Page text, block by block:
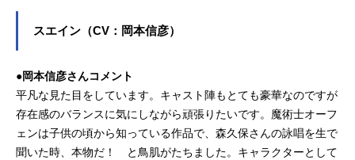
スエイン（CV：岡本信彦）
●岡本信彦さんコメント
平凡な見た目をしています。キャスト陣もとても豪華なのですが
存在感のバランスに気にしながら頑張りたいです。魔術士オーフ
ェンは子供の頃から知っている作品で、森久保さんの詠唱を生で
聞いた時、本物だ！ と鳥肌がたちました。キャラクターとして